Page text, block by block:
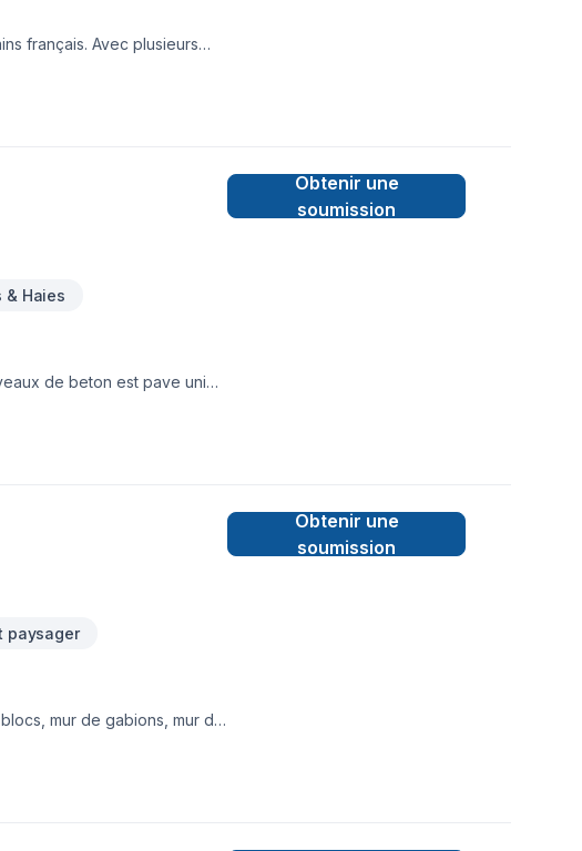
français. Avec plusieurs
notre équipe s'engage
& Haies
de beton est pave uni
Obtenir une
soumission
paysager
mur de gabions, mur de
Obtenir une
soumission